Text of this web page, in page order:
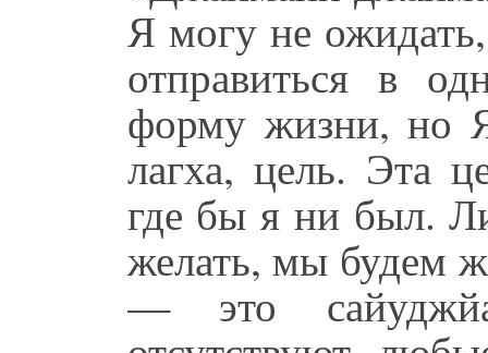
Я могу не
отправиться в
форму жизни, но
лагха, цель. Эта
где бы я ни был.
желать, мы будем
— это